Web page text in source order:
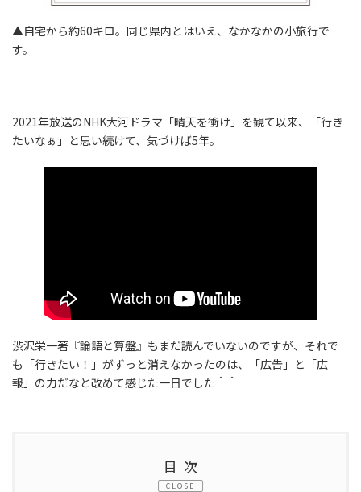
▲自宅から約60キロ。同じ県内とはいえ、なかなかの小旅行で
す。
2021年放送のNHK大河ドラマ「晴天を衝け」を観て以来、「行き
たいなぁ」と思い続けて、気づけば5年。
渋沢栄一著『論語と算盤』もまだ読んでいないのですが、それで
も「行きたい！」がずっと消えなかったのは、「広告」と「広
報」の力だなと改めて感じた一日でした＾＾
目次
CLOSE